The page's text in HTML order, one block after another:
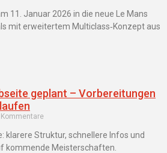
11. Januar 2026 in die neue Le Mans
mit erweitertem Multiclass‑Konzept aus
geplant – Vorbereitungen
Kommentare
klarere Struktur, schnellere Infos und
kommende Meisterschaften.